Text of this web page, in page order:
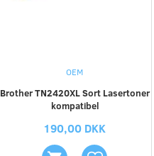
OEM
Brother TN2420XL Sort Lasertoner
kompatibel
190,00 DKK